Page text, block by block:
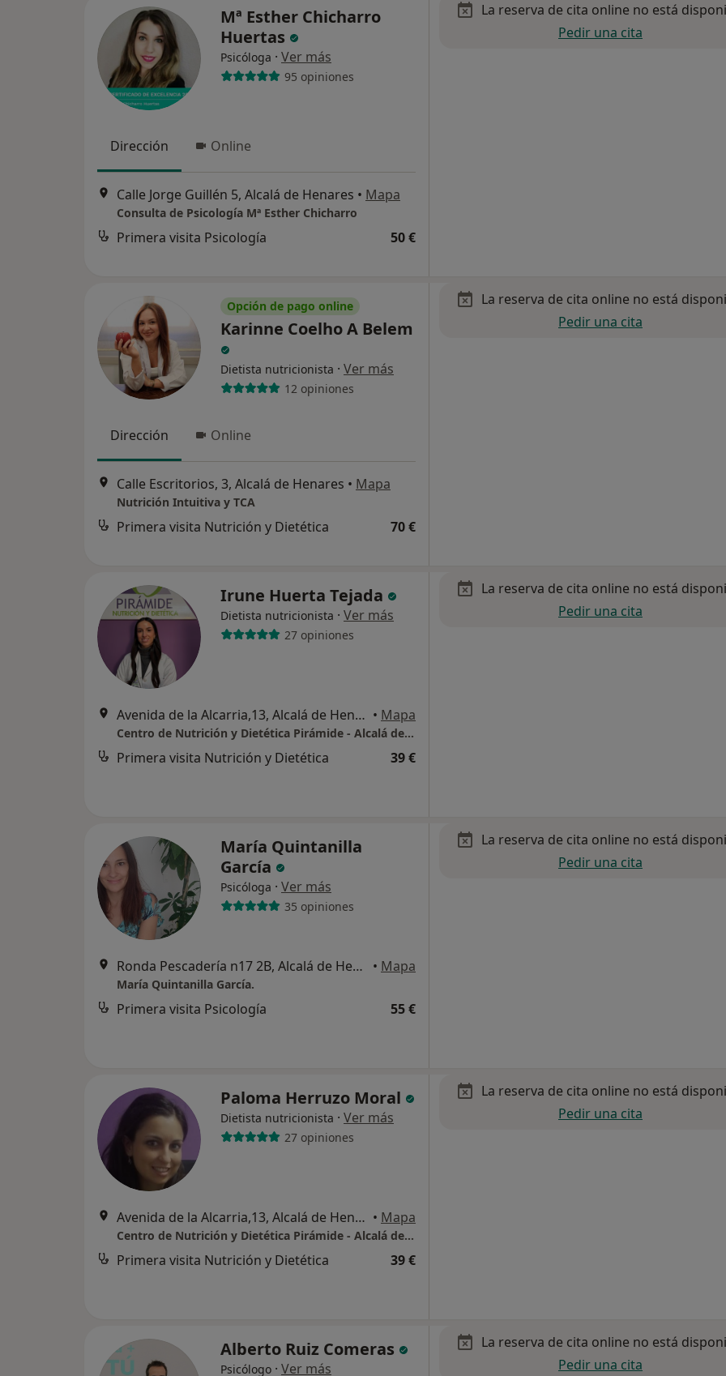
Mª Esther Chicharro
Huertas
Psicóloga · Ver más
95 opiniones
Dirección Online
Calle Jorge Guillén 5, Alcalá de Henares • Mapa
Consulta de Psicología Mª Esther Chicharro
Primera visita Psicología 50 €
La reserva de cita online no está
Pedir una cita
Opción de pago online
Karinne Coelho A Belem
Dietista nutricionista · Ver más
12 opiniones
Dirección Online
Calle Escritorios, 3, Alcalá de Henares • Mapa
Nutrición Intuitiva y TCA
Primera visita Nutrición y Dietética 70 €
La reserva de cita online no está
Pedir una cita
Irune Huerta Tejada
Dietista nutricionista · Ver más
27 opiniones
Avenida de la Alcarria,13, Alcalá de Henares • Mapa
Centro de Nutrición y Dietética Pirámide - Alcalá de Henares
Primera visita Nutrición y Dietética 39 €
La reserva de cita online no está
Pedir una cita
María Quintanilla
García
Psicóloga · Ver más
35 opiniones
Ronda Pescadería n17 2B, Alcalá de Henares • Mapa
María Quintanilla García.
Primera visita Psicología 55 €
La reserva de cita online no está
Pedir una cita
Paloma Herruzo Moral
Dietista nutricionista · Ver más
27 opiniones
Avenida de la Alcarria,13, Alcalá de Henares • Mapa
Centro de Nutrición y Dietética Pirámide - Alcalá de Henares
Primera visita Nutrición y Dietética 39 €
La reserva de cita online no está
Pedir una cita
Alberto Ruiz Comeras
Psicólogo · Ver más
La reserva de cita online no está
Pedir una cita